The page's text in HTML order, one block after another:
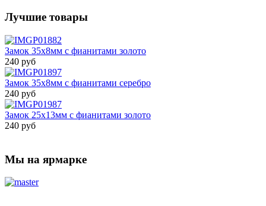
Лучшие товары
Замок 35х8мм с фианитами золото
240 руб
Замок 35х8мм с фианитами серебро
240 руб
Замок 25х13мм с фианитами золото
240 руб
Мы на ярмарке